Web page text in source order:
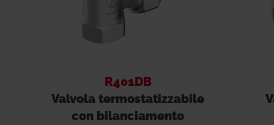
R401DB
Valvola termostatizzabile
con bilanciamento